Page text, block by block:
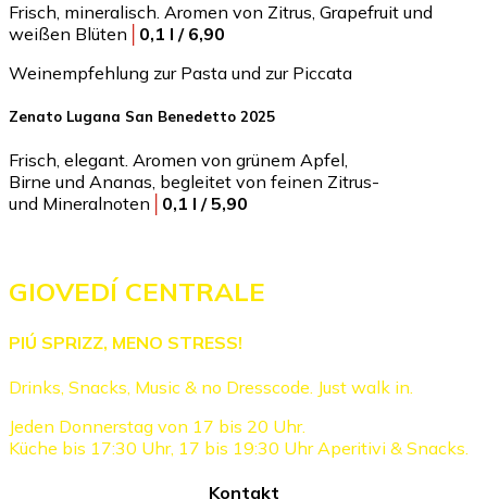
Frisch, mineralisch. Aromen von Zitrus, Grapefruit und
weißen Blüten
0,1 l / 6,90
Weinempfehlung zur Pasta und zur Piccata
Zenato Lugana San Benedetto 2025
Frisch, elegant. Aromen von grünem Apfel,
Birne und Ananas, begleitet von feinen Zitrus-
und Mineralnoten
0,1 l / 5,90
GIOVEDÍ CENTRALE
PIÚ SPRIZZ, MENO STRESS!
Drinks, Snacks, Music & no Dresscode. Just walk in.
Jeden Donnerstag von 17 bis 20 Uhr.
Küche bis 17:30 Uhr, 17 bis 19:30 Uhr Aperitivi & Snacks.
Kontakt